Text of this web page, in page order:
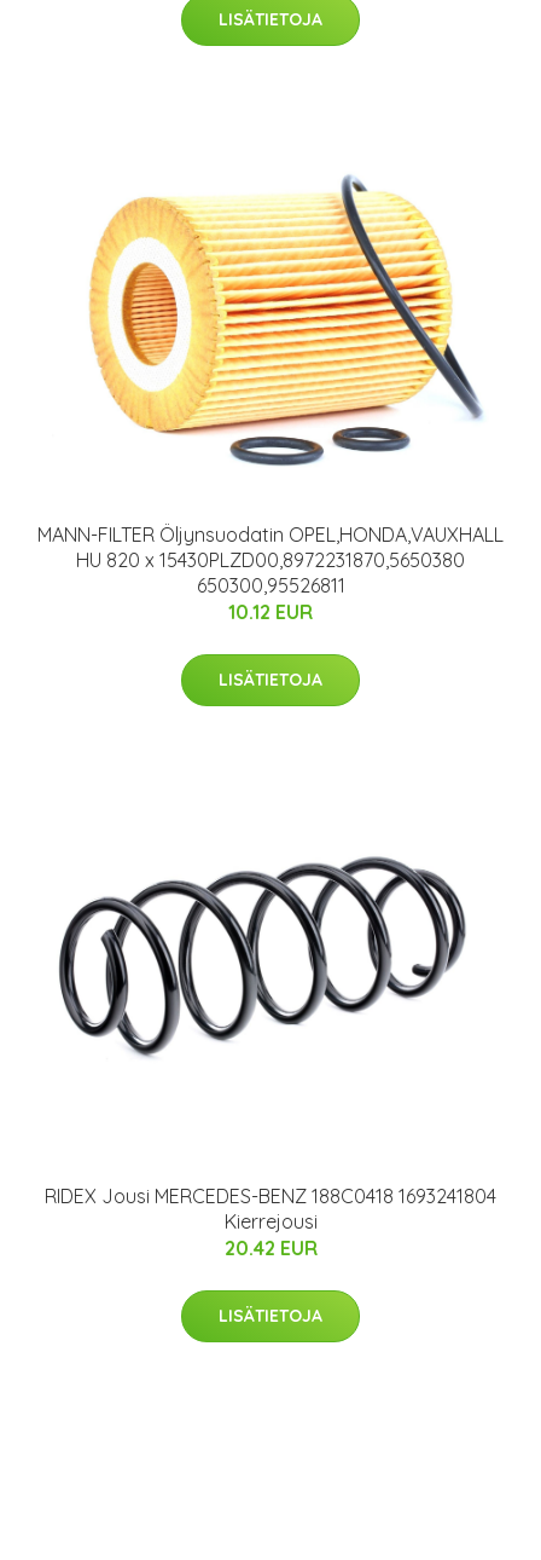
LISÄTIETOJA
MANN-FILTER Öljynsuodatin OPEL,HONDA,VAUXHALL
HU 820 x 15430PLZD00,8972231870,5650380
650300,95526811
10.12 EUR
LISÄTIETOJA
RIDEX Jousi MERCEDES-BENZ 188C0418 1693241804
Kierrejousi
20.42 EUR
LISÄTIETOJA